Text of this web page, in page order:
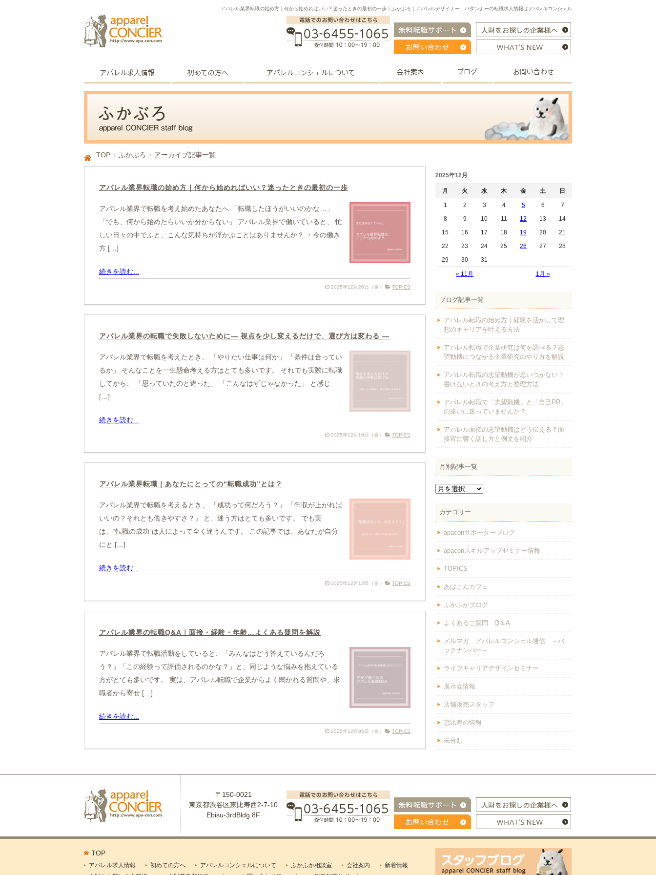
アパレル業界転職の始め方｜何から始めればいい？迷ったときの最初の一歩｜ふかぶろ｜アパレルデザイナー、パタンナーの転職求人情報はアパレルコンシェル
TOP ふかぶろ アーカイブ記事一覧
アパレル業界転職の始め方｜何から始めればいい？迷ったときの最初の一歩
アパレル業界で転職を考え始めたあなたへ 「転職したほうがいいのかな…」
「でも、何から始めたらいいか分からない」 アパレル業界で働いていると、 忙
しい日々の中でふと、こんな気持ちが浮かぶことはありませんか？ ・今の働き
方 […]
続きを読む...
2025年12月26日（金） TOPICS
アパレル業界の転職で失敗しないために― 視点を少し変えるだけで、選び方は変わる ―
アパレル業界で転職を考えたとき、 「やりたい仕事は何か」 「条件は合ってい
るか」 そんなことを一生懸命考える方はとても多いです。 それでも実際に転職
してから、 「思っていたのと違った」 「こんなはずじゃなかった」 と感じ
[…]
続きを読む...
2025年12月19日（金） TOPICS
アパレル業界転職｜あなたにとっての“転職成功”とは？
アパレル業界で転職を考えるとき、 「成功って何だろう？」 「年収が上がれば
いいの？それとも働きやすさ？」 と、迷う方はとても多いです。 でも実
は、“転職の成功”は人によって全く違うんです。 この記事では、あなたが自分
にと […]
続きを読む...
2025年12月12日（金） TOPICS
アパレル業界の転職Q&A｜面接・経験・年齢…よくある疑問を解説
アパレル業界で転職活動をしていると、「みんなはどう答えているんだろ
う？」「この経験って評価されるのかな？」と、同じような悩みを抱えている
方がとても多いです。 実は、アパレル転職で企業からよく聞かれる質問や、求
職者から寄せ […]
続きを読む...
2025年12月05日（金） TOPICS
2025年12月
月 火 水 木 金 土 日
« 11月 1月 »
1 2 3 4 5 6
7
8
9 10 11 12 13
14
15
16 17 18 19 20
21
22
23 24 25 26 27
28
29
30 31
ブログ記事一覧
アパレル転職の始め方｜経験を活かして理
想のキャリアを叶える方法
アパレル転職で企業研究は何を調べる？志
望動機につながる企業研究のやり方を解説
アパレル転職の志望動機が思いつかない？
書けないときの考え方と整理方法
アパレル転職で「志望動機」と「自己PR」
の違いに迷っていませんか？
アパレル面接の志望動機はどう伝える？面
接官に響く話し方と例文を紹介
月別記事一覧
カテゴリー
apaconサポーターブログ
apaconスキルアップセミナー情報
TOPICS
あぱこんカフェ
ふかふかブログ
よくあるご質問 Q＆A
メルマガ アパレルコンシェル通信 ～バ
ックナンバー～
ライフキャリアデザインセミナー
展示会情報
店舗販売スタッフ
恵比寿の情報
未分類
〒150-0021
東京都渋谷区恵比寿西2-7-10
Ebisu-3rdBldg.8F
TOP
アパレル求人情報 初めての方へ アパレルコンシェルについて ふかふか相談室 会社案内
新着情報